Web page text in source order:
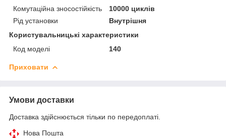
Комутаційна зносостійкість
10000 циклів
Рід установки
Внутрішня
Користувальницькі характеристики
Код моделі
140
Приховати
Умови доставки
Доставка здійснюється тільки по передоплаті.
Нова Пошта